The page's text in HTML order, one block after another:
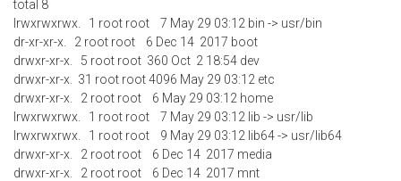
total 8
lrwxrwxrwx. 1 root root 7 May 29 03:12 bin -> usr/bin
dr-xr-xr-x. 2 root root 6 Dec 14 2017 boot
drwxr-xr-x. 5 root root 360 Oct 2 18:54 dev
drwxr-xr-x. 31 root root 4096 May 29 03:12 etc
drwxr-xr-x. 2 root root 6 May 29 03:12 home
lrwxrwxrwx. 1 root root 7 May 29 03:12 lib -> usr/lib
lrwxrwxrwx. 1 root root 9 May 29 03:12 lib64 -> usr/lib64
drwxr-xr-x. 2 root root 6 Dec 14 2017 media
drwxr-xr-x. 2 root root 6 Dec 14 2017 mnt